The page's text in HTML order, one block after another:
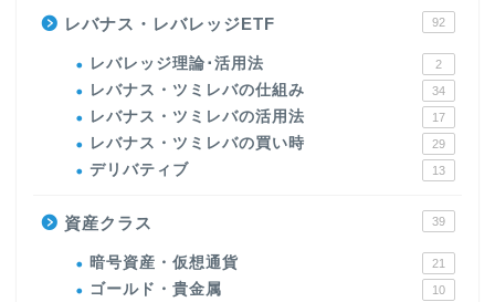
レバナス・レバレッジETF 92
レバレッジ理論･活用法 2
レバナス・ツミレバの仕組み 34
レバナス・ツミレバの活用法 17
レバナス・ツミレバの買い時 29
デリバティブ 13
資産クラス 39
暗号資産・仮想通貨 21
ゴールド・貴金属 10